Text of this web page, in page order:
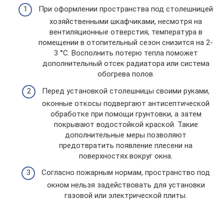
При оформлении пространства под столешницей
хозяйственными шкафчиками, несмотря на
вентиляционные отверстия, температура в
помещении в отопительный сезон снизится на 2-
3 °С. Восполнить потерю тепла поможет
дополнительный отсек радиатора или система
обогрева полов.
Перед установкой столешницы своими руками,
оконные откосы подвергают антисептической
обработке при помощи грунтовки, а затем
покрывают водостойкой краской. Такие
дополнительные меры позволяют
предотвратить появление плесени на
поверхностях вокруг окна.
Согласно пожарным нормам, пространство под
окном нельзя задействовать для установки
газовой или электрической плиты.